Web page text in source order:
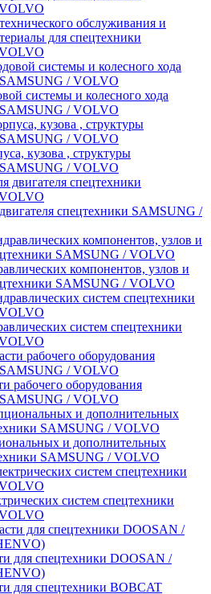
обслуживания и
для спецтехники
системы и колесного хода
/ VOLVO
кузова , структуры
/ VOLVO
спецтехники SAMSUNG /
компонентов, узлов и
SAMSUNG / VOLVO
систем спецтехники
рабочего оборудования
/ VOLVO
и дополнительных
SAMSUNG / VOLVO
систем спецтехники
для спецтехники DOOSAN /
для спецтехники BOBCAT